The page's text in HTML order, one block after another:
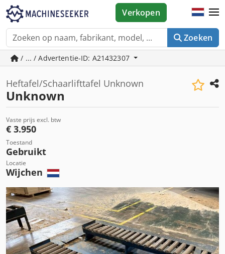
Zoeken
Verkopen
/ ... / Advertentie-ID: A21432307
Heftafel/Schaarlifttafel Unknown
Unknown
Vaste prijs excl. btw
€ 3.950
Toestand
Gebruikt
Locatie
Wijchen